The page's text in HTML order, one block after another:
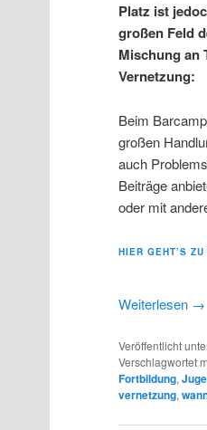
Platz ist
großen Feld
Mischung an
Vernetzung:
Beim
großen
auch
Beiträge
oder mit
HIER GEHT’S
Weiterlesen →
Veröffentlicht
Verschlagwortet
Fortbildung,
vernetzung,